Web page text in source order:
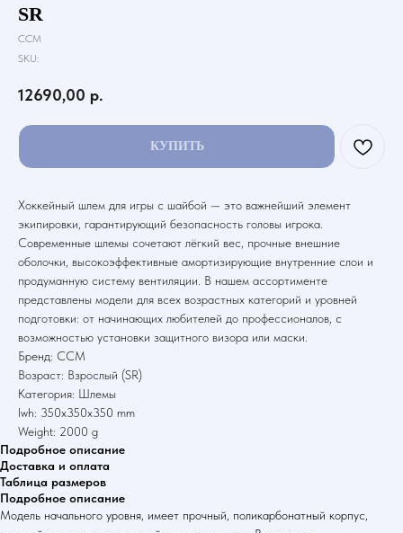
SR
CCM
SKU:
12690,00 р.
КУПИТЬ
Хоккейный шлем для игры с шайбой — это важнейший элемент
экипировки, гарантирующий безопасность головы игрока.
Современные шлемы сочетают лёгкий вес, прочные внешние
оболочки, высокоэффективные амортизирующие внутренние слои и
продуманную систему вентиляции. В нашем ассортименте
представлены модели для всех возрастных категорий и уровней
подготовки: от начинающих любителей до профессионалов, с
возможностью установки защитного визора или маски.
Бренд: CCM
Возраст: Взрослый (SR)
Категория: Шлемы
lwh: 350x350x350 mm
Weight: 2000 g
Подробное описание
Доставка и оплата
Таблица размеров
Подробное описание
Модель начального уровня, имеет прочный, поликарбонатный корпус,